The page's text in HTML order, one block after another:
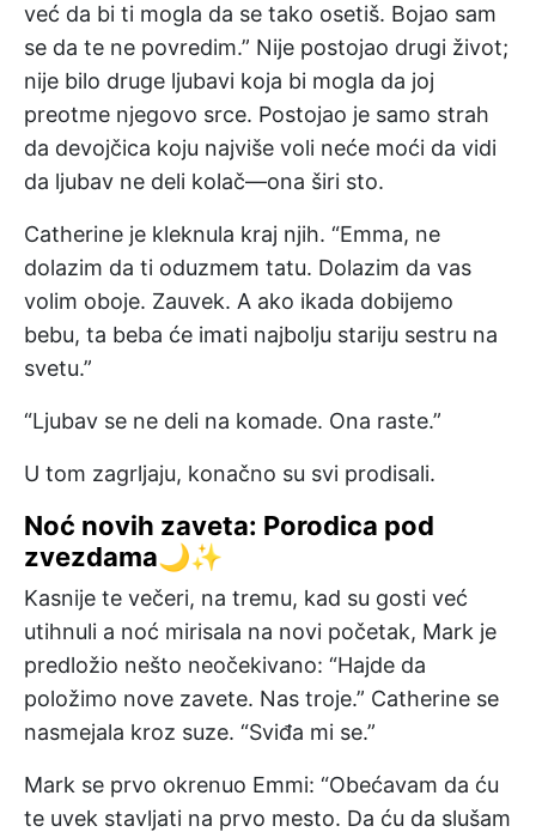
već da bi ti mogla da se tako osetiš. Bojao sam
se da te ne povredim.” Nije postojao drugi život;
nije bilo druge ljubavi koja bi mogla da joj
preotme njegovo srce. Postojao je samo strah
da devojčica koju najviše voli neće moći da vidi
da ljubav ne deli kolač—ona širi sto.
Catherine je kleknula kraj njih. “Emma, ne
dolazim da ti oduzmem tatu. Dolazim da vas
volim oboje. Zauvek. A ako ikada dobijemo
bebu, ta beba će imati najbolju stariju sestru na
svetu.”
“Ljubav se ne deli na komade. Ona raste.”
U tom zagrljaju, konačno su svi prodisali.
Noć novih zaveta: Porodica pod
zvezdama🌙✨
Kasnije te večeri, na tremu, kad su gosti već
utihnuli a noć mirisala na novi početak, Mark je
predložio nešto neočekivano: “Hajde da
položimo nove zavete. Nas troje.” Catherine se
nasmejala kroz suze. “Sviđa mi se.”
Mark se prvo okrenuo Emmi: “Obećavam da ću
te uvek stavljati na prvo mesto. Da ću da slušam